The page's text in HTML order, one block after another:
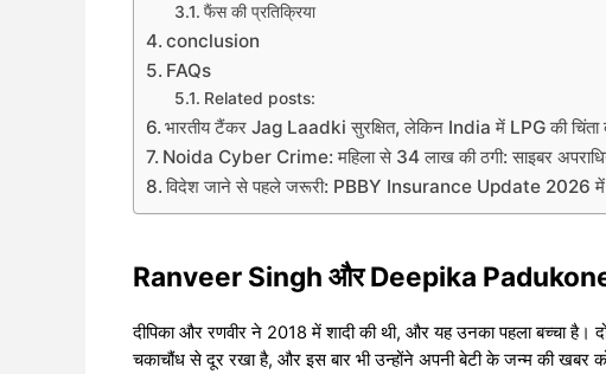
फैंस की प्रतिक्रिया
conclusion
FAQs
Related posts:
भारतीय टैंकर Jag Laadki सुरक्षित, लेकिन India में LPG की चिंता
Noida Cyber Crime: महिला से 34 लाख की ठगी: साइबर
विदेश जाने से पहले जरूरी: PBBY Insurance Update 2026 में
Ranveer Singh और Deepika Padukone
दीपिका और रणवीर ने 2018 में शादी की थी, और यह उनका पहला बच्चा है।
चकाचौंध से दूर रखा है, और इस बार भी उन्होंने अपनी बेटी के जन्म की खबर